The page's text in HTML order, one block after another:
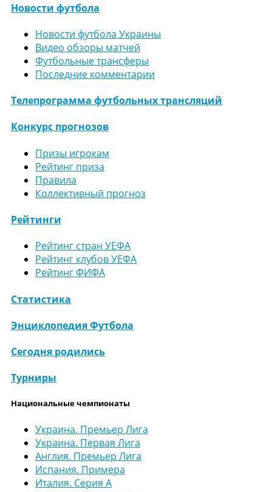
Новости футбола
Новости футбола Украины
Видео обзоры матчей
Футбольные трансферы
Последние комментарии
Телепрограмма футбольных трансляций
Конкурс прогнозов
Призы игрокам
Рейтинг приза
Правила
Коллективный прогноз
Рейтинги
Рейтинг стран УЕФА
Рейтинг клубов УЕФА
Рейтинг ФИФА
Статистика
Энциклопедия Футбола
Сегодня родились
Турниры
Национальные чемпионаты
Украина. Премьер Лига
Украина. Первая Лига
Англия. Премьер Лига
Испания. Примера
Италия. Серия А